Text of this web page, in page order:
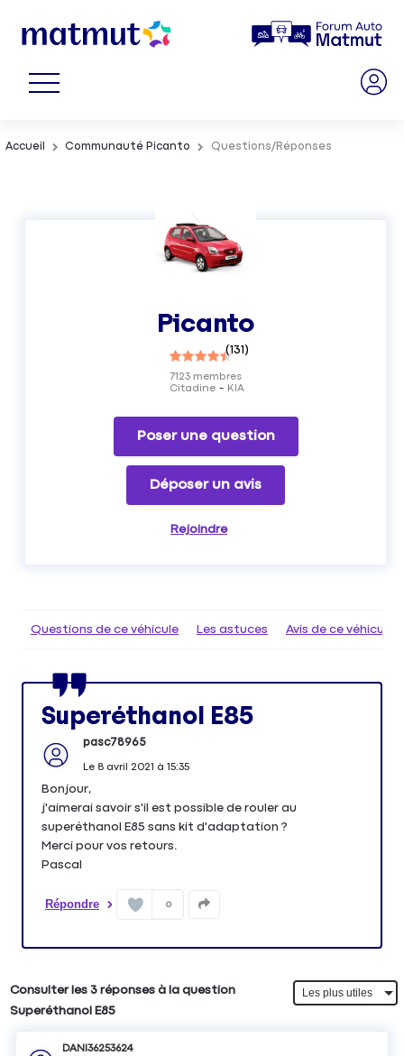
Accueil Communauté Picanto Questions/Réponses
Picanto
(131)
Citadine KIA
7123 membres
Poser une question
Déposer un avis
Rejoindre
Questions de ce véhicule Les astuces Avis de ce véhicule
Superéthanol E85
pasc78965
Le 8 avril 2021 à 15:35
Bonjour,
j'aimerai savoir s'il est possible de rouler au
superéthanol E85 sans kit d'adaptation ?
Merci pour vos retours.
Pascal
Répondre 0
Consulter les 3 réponses à la question
Superéthanol E85
DANI36253624